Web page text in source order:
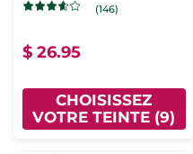
(146)
$ 26.95
CHOISISSEZ
VOTRE TEINTE (9)